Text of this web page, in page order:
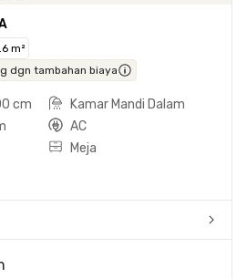
m²
dgn tambahan biaya
cm
Kamar Mandi Dalam
AC
Meja